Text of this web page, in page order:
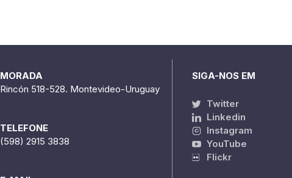
MORADA
Rincón 518-528. Montevideo-Uruguay
TELEFONE
(598) 2915 3838
SIGA-NOS EM
Twitter
Linkedin
Instagram
YouTube
Flickr